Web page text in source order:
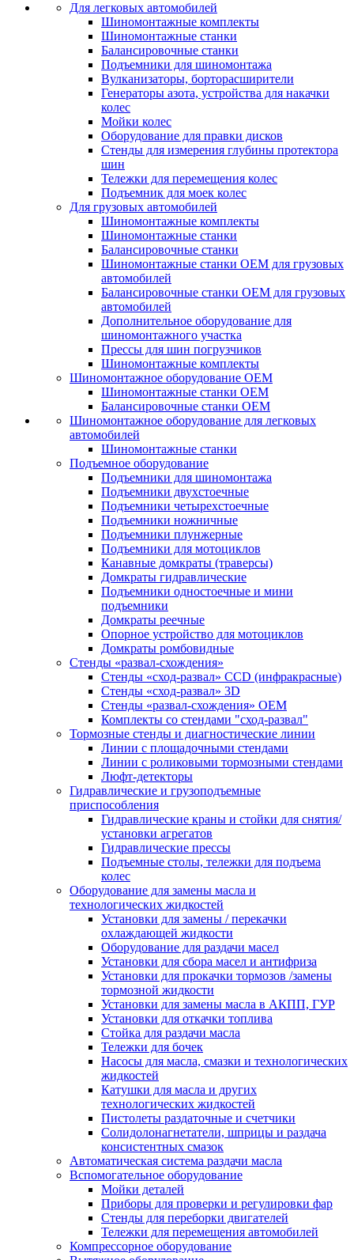
Для легковых автомобилей
Шиномонтажные комплекты
Шиномонтажные станки
Балансировочные станки
Подъемники для шиномонтажа
Вулканизаторы, борторасширители
Генераторы азота, устройства для накачки
колес
Мойки колес
Оборудование для правки дисков
Стенды для измерения глубины протектора
шин
Тележки для перемещения колес
Подъемник для моек колеc
Для грузовых автомобилей
Шиномонтажные комплекты
Шиномонтажные станки
Балансировочные станки
Шиномонтажные станки ОЕМ для грузовых
автомобилей
Балансировочные станки ОЕМ для грузовых
автомобилей
Дополнительное оборудование для
шиномонтажного участка
Прессы для шин погрузчиков
Шиномонтажные комплекты
Шиномонтажное оборудование ОЕМ
Шиномонтажные станки ОЕМ
Балансировочные станки ОЕМ
Шиномонтажное оборудование для легковых
автомобилей
Шиномонтажные станки
Подъемное оборудование
Подъемники для шиномонтажа
Подъемники двухстоечные
Подъемники четырехстоечные
Подъемники ножничные
Подъемники плунжерные
Подъемники для мотоциклов
Канавные домкраты (траверсы)
Домкраты гидравлические
Подъемники одностоечные и мини
подъемники
Домкраты реечные
Опорное устройство для мотоциклов
Домкраты ромбовидные
Стенды «развал-схождения»
Стенды «сход-развал» CCD (инфракрасные)
Стенды «сход-развал» 3D
Стенды «развал-схождения» ОЕМ
Комплекты со стендами "сход-развал"
Тормозные стенды и диагностические линии
Линии с площадочными стендами
Линии с роликовыми тормозными стендами
Люфт-детекторы
Гидравлические и грузоподъемные
приспособления
Гидравлические краны и стойки для снятия/
установки агрегатов
Гидравлические прессы
Подъемные столы, тележки для подъема
колес
Оборудование для замены масла и
технологических жидкостей
Установки для замены / перекачки
охлаждающей жидкости
Оборудование для раздачи масел
Установки для сбора масел и антифриза
Установки для прокачки тормозов /замены
тормозной жидкости
Установки для замены масла в АКПП, ГУР
Установки для откачки топлива
Стойка для раздачи масла
Тележки для бочек
Насосы для масла, смазки и технологических
жидкостей
Катушки для масла и других
технологических жидкостей
Пистолеты раздаточные и счетчики
Солидолонагнетатели, шприцы и раздача
консистентных смазок
Автоматическая система раздачи масла
Вспомогательное оборудование
Мойки деталей
Приборы для проверки и регулировки фар
Стенды для переборки двигателей
Тележки для перемещения автомобилей
Компрессорное оборудование